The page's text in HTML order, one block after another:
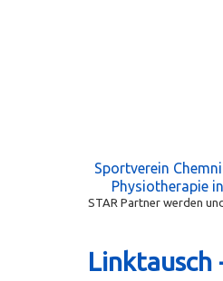
Sportverein
Physiotherapie
STAR Partner werden
Linktausch